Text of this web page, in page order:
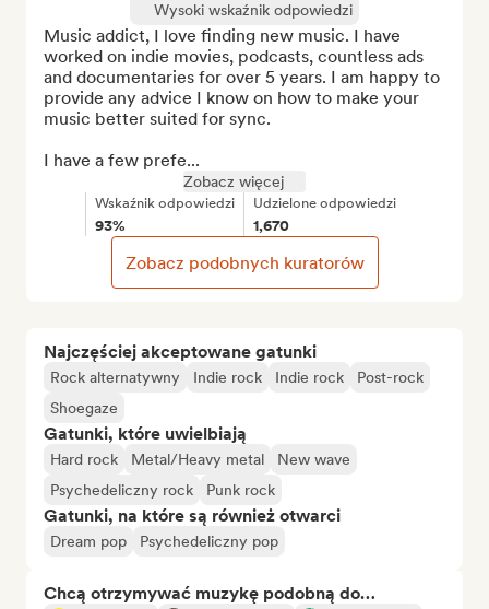
Najczęściej akceptowane gatunki
Rock alternatywny Indie rock Indie rock
Post-rock
Shoegaze
Gatunki, które uwielbiają
Hard rock Metal/Heavy metal
New wave
Psychedeliczny rock
Punk rock
Gatunki, na które są również otwarci
Dream pop Psychedeliczny pop
Chcą otrzymywać muzykę podobną do…
Wysoki wskaźnik odpowiedzi
Music addict, I love finding new music. I have
worked on indie movies, podcasts, countless ads
and documentaries for over 5 years. I am happy to
provide any advice I know on how to make your
music better suited for sync.
I have a few prefe...
Zobacz więcej
Wskaźnik odpowiedzi
93%
Udzielone odpowiedzi
1,670
Zobacz podobnych kuratorów